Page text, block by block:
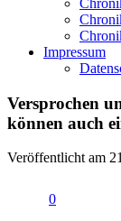
Impressum
Versprochen
können auch
Veröffentlicht am
0